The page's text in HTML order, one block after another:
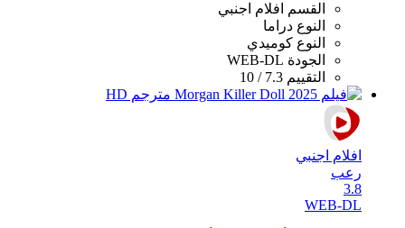
القسم
افلام اجنبي
النوع دراما
النوع كوميدي
الجودة WEB-DL
التقييم 7.3 / 10
افلام اجنبي
رعب
3.8
WEB-DL